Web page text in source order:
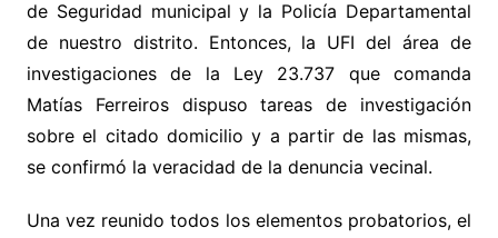
de Seguridad municipal y la Policía Departamental
de nuestro distrito. Entonces, la UFI del área de
investigaciones de la Ley 23.737 que comanda
Matías Ferreiros dispuso tareas de investigación
sobre el citado domicilio y a partir de las mismas,
se confirmó la veracidad de la denuncia vecinal.
Una vez reunido todos los elementos probatorios, el